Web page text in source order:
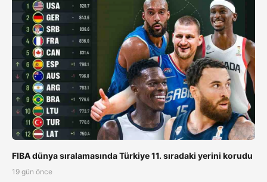
FIBA dünya sıralamasında Türkiye 11. sıradaki yerini korudu
19 gün önce